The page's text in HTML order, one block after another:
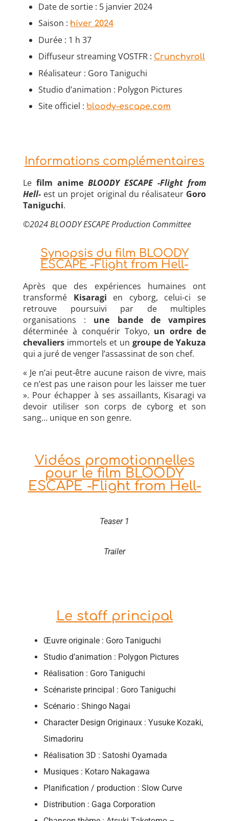
Date de sortie : 5 janvier 2024
Saison : hiver 2024
Durée : 1 h 37
Diffuseur streaming VOSTFR : Crunchyroll
Réalisateur : Goro Taniguchi
Studio d’animation : Polygon Pictures
Site officiel : bloody-escape.com
Informations complémentaires
Le film anime BLOODY ESCAPE -Flight from
Hell- est un projet original du réalisateur Goro
Taniguchi.
©2024 BLOODY ESCAPE Production Committee
Synopsis du film BLOODY
ESCAPE -Flight from Hell-
Après que des expériences humaines ont
transformé Kisaragi en cyborg, celui-ci se
retrouve poursuivi par de multiples
organisations : une bande de vampires
déterminée à conquérir Tokyo, un ordre de
chevaliers immortels et un groupe de Yakuza
qui a juré de venger l’assassinat de son chef.
« Je n’ai peut-être aucune raison de vivre, mais
ce n’est pas une raison pour les laisser me tuer
». Pour échapper à ses assaillants, Kisaragi va
devoir utiliser son corps de cyborg et son
sang… unique en son genre.
Vidéos promotionnelles
pour le film BLOODY
ESCAPE -Flight from Hell-
Teaser 1
Trailer
Le staff principal
Œuvre originale : Goro Taniguchi
Studio d’animation : Polygon Pictures
Réalisation : Goro Taniguchi
Scénariste principal : Goro Taniguchi
Scénario : Shingo Nagai
Character Design Originaux : Yusuke Kozaki,
Simadoriru
Réalisation 3D : Satoshi Oyamada
Musiques : Kotaro Nakagawa
Planification / production : Slow Curve
Distribution : Gaga Corporation